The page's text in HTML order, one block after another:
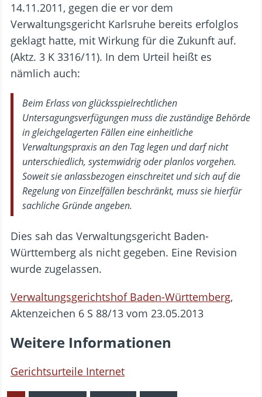
14.11.2011, gegen die er vor dem
Verwaltungsgericht Karlsruhe bereits erfolglos
geklagt hatte, mit Wirkung für die Zukunft auf.
(Aktz. 3 K 3316/11). In dem Urteil heißt es
nämlich auch:
Beim Erlass von glücksspielrechtlichen
Untersagungsverfügungen muss die zuständige Behörde
in gleichgelagerten Fällen eine einheitliche
Verwaltungspraxis an den Tag legen und darf nicht
unterschiedlich, systemwidrig oder planlos vorgehen.
Soweit sie anlassbezogen einschreitet und sich auf die
Regelung von Einzelfällen beschränkt, muss sie hierfür
sachliche Gründe angeben.
Dies sah das Verwaltungsgericht Baden-
Württemberg als nicht gegeben. Eine Revision
wurde zugelassen.
Verwaltungsgerichtshof Baden-Württemberg,
Aktenzeichen 6 S 88/13 vom 23.05.2013
Weitere Informationen
Gerichtsurteile Internet